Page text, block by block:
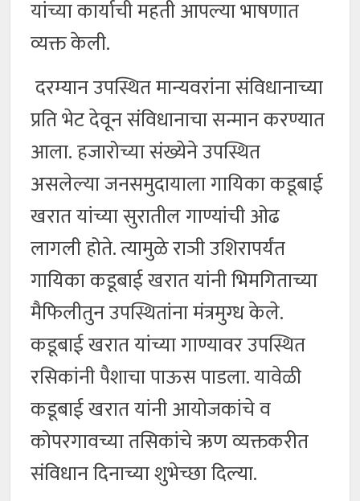
यांच्या कार्याची महती आपल्या भाषणात
व्यक्त केली.
दरम्यान उपस्थित मान्यवरांना संविधानाच्या
प्रति भेट देवून संविधानाचा सन्मान करण्यात
आला. हजारोच्या संख्येने उपस्थित
असलेल्या जनसमुदायाला गायिका कडूबाई
खरात यांच्या सुरातील गाण्यांची ओढ
लागली होते. त्यामुळे राञी उशिरापर्यंत
गायिका कडूबाई खरात यांनी भिमगिताच्या
मैफिलीतुन उपस्थितांना मंत्रमुग्ध केले.
कडूबाई खरात यांच्या गाण्यावर उपस्थित
रसिकांनी पैशाचा पाऊस पाडला. यावेळी
कडूबाई खरात यांनी आयोजकांचे व
कोपरगावच्या तसिकांचे ऋण व्यक्तकरीत
संविधान दिनाच्या शुभेच्छा दिल्या.